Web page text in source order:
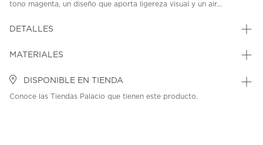
tono magenta, un diseño que aporta ligereza visual y un air...
DETALLES
MATERIALES
DISPONIBLE EN TIENDA
Conoce las Tiendas Palacio que tienen este producto.